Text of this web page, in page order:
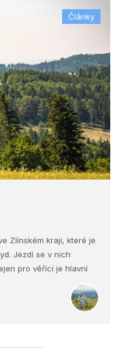
Články
Zlínském kraji, které je
Jezdí se v nich
pro věřící je hlavní